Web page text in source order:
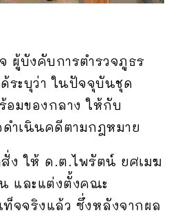
บังคับการตำรวจภูธร
ระบุว่า ในปัจจุบันชุด
อมของกลาง ให้กับ
ำเนินคดีตามกฎหมาย
ง ให้ ด.ต.ไพรัตน์ ยศเมฆ
และแต่งตั้งคณะ
จจริงแล้ว ซึ่งหลังจากผล